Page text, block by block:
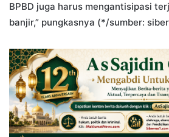
BPBD juga harus mengantisipasi
banjir,” pungkasnya (*/sumber: